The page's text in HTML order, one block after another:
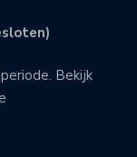
Bekijk